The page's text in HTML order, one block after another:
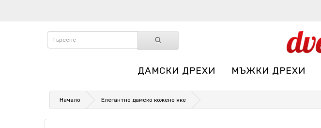
ДАМСКИ ДРЕХИ МЪЖКИ ДРЕХИ
Начало Елегантно дамско кожено яке